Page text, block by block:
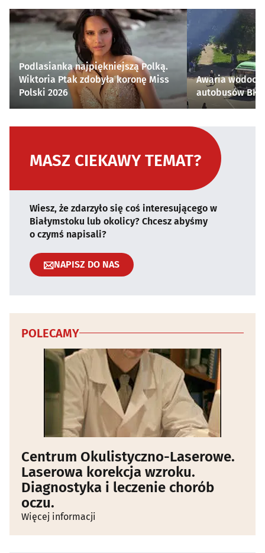
Podlasianka najpiękniejszą Polką.
Wiktoria Ptak zdobyła koronę Miss
Polski 2026
Awaria
autobusów
MASZ CIEKAWY TEMAT?
Wiesz, że zdarzyło się coś interesującego w
Białymstoku lub okolicy? Chcesz abyśmy
o czymś napisali?
NAPISZ DO NAS
POLECAMY
Centrum Okulistyczno-Laserowe.
Laserowa korekcja wzroku.
Diagnostyka i leczenie chorób
oczu.
Więcej informacji